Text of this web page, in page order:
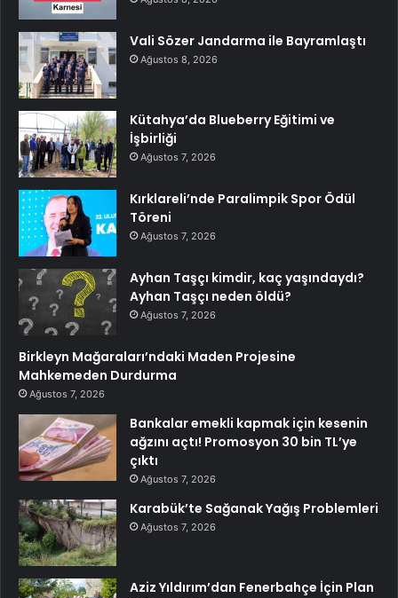
Vali Sözer Jandarma ile Bayramlaştı
Ağustos 8, 2026
Kütahya’da Blueberry Eğitimi ve
İşbirliği
Ağustos 7, 2026
Kırklareli’nde Paralimpik Spor Ödül
Töreni
Ağustos 7, 2026
Ayhan Taşçı kimdir, kaç yaşındaydı?
Ayhan Taşçı neden öldü?
Ağustos 7, 2026
Birkleyn Mağaraları’ndaki Maden Projesine
Mahkemeden Durdurma
Ağustos 7, 2026
Bankalar emekli kapmak için kesenin
ağzını açtı! Promosyon 30 bin TL’ye
çıktı
Ağustos 7, 2026
Karabük’te Sağanak Yağış Problemleri
Ağustos 7, 2026
Aziz Yıldırım’dan Fenerbahçe İçin Plan